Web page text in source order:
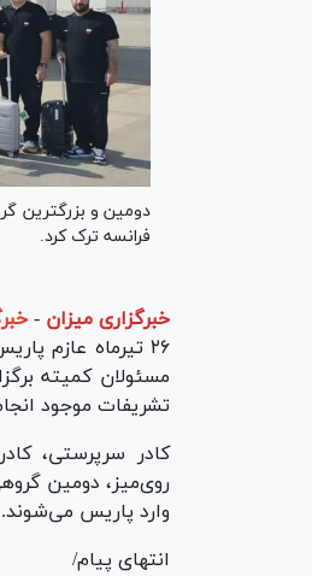
فرانسه ترک کرد.
خبرگزاری میزان -
۲۶ تیرماه عازم
مسئولان کمیته
تشریفات موجود
کادر سرپرستی،
وارد پاریس می‌شوند.
انتهای پیام/